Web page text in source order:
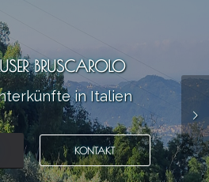
Weiter
BRUSCAROLO
in Italien
KONTAKT